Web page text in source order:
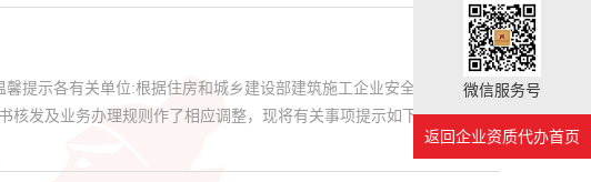
提示各有关单位:根据住房和城乡建设部建筑施工企业安全生产管理人
核发及业务办理规则作了相应调整，现将有关事项提示如下：1.安管人
微信服务号
返回企业资质代办首页